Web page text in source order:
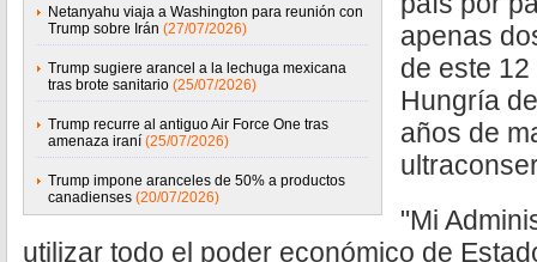
Netanyahu viaja a Washington para reunión con
Trump sobre Irán (27/07/2026)
Trump sugiere arancel a la lechuga mexicana
tras brote sanitario (25/07/2026)
Trump recurre al antiguo Air Force One tras
amenaza iraní (25/07/2026)
Trump impone aranceles de 50% a productos
canadienses (20/07/2026)
apenas
de este
Hungría
años de
"Mi
utilizar todo el poder económico de